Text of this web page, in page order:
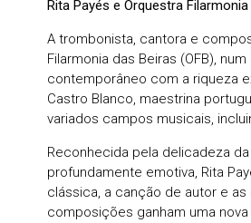
Rita Payés e Orquestra
A trombonista, cantora e
Filarmonia das Beiras (OFB),
contemporâneo com a riqueza
Castro Blanco, maestrina
variados campos musicais,
Reconhecida pela delicadeza
profundamente emotiva, Rita
clássica, a canção de autor e
composições ganham uma